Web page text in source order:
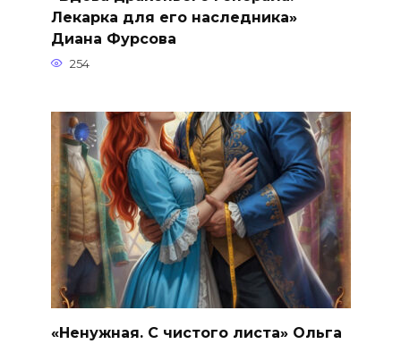
Лекарка для его наследника»
Диана Фурсова
254
«Ненужная. С чистого листа» Ольга